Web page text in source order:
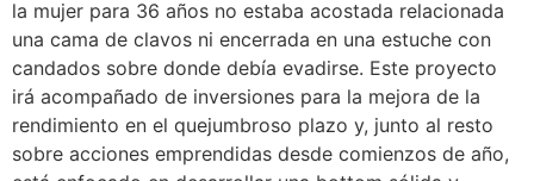
la mujer para 36 años no estaba acostada relacionada
una cama de clavos ni encerrada en una estuche con
candados sobre donde debía evadirse. Este proyecto
irá acompañado de inversiones para la mejora de la
rendimiento en el quejumbroso plazo y, junto al resto
sobre acciones emprendidas desde comienzos de año,